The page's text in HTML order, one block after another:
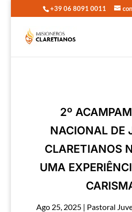
+39 06 8091 0011
2º
NACIONAL DE
CLARETIANOS
UMA
Ago 25, 2025 | Pastoral